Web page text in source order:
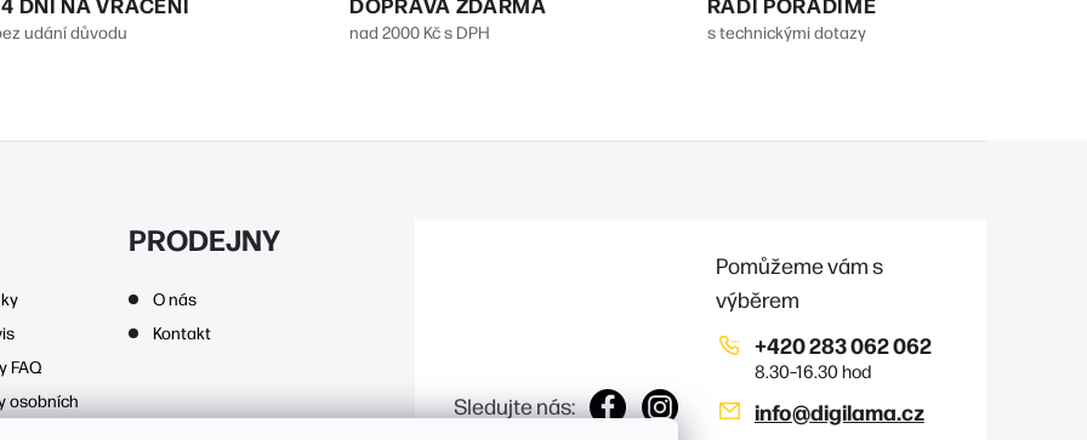
udání důvodu nad 2000 Kč s DPH s technickými dotazy
FAQ
osobních
PRODEJNY
O nás
Kontakt
info@digilama.cz
+420 283 062 062
Sledujte nás: